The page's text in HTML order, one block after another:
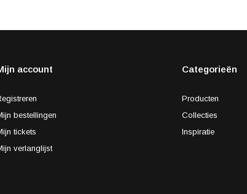
account
bestellingen
tickets
verlanglijst
Categorieën
Producten
Collecties
Inspiratie